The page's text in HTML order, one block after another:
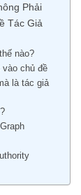
Phải
Tác Giả
nào?
vào chủ đề
là tác giả